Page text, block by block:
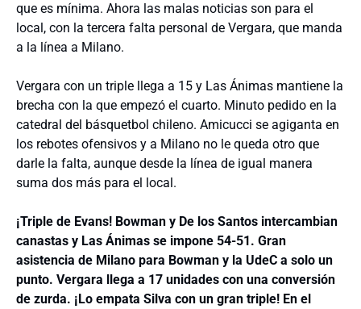
que es mínima. Ahora las malas noticias son para el
local, con la tercera falta personal de Vergara, que manda
a la línea a Milano.
Vergara con un triple llega a 15 y Las Ánimas mantiene la
brecha con la que empezó el cuarto. Minuto pedido en la
catedral del básquetbol chileno. Amicucci se agiganta en
los rebotes ofensivos y a Milano no le queda otro que
darle la falta, aunque desde la línea de igual manera
suma dos más para el local.
¡Triple de Evans! Bowman y De los Santos intercambian
canastas y Las Ánimas se impone 54-51. Gran
asistencia de Milano para Bowman y la UdeC a solo un
punto. Vergara llega a 17 unidades con una conversión
de zurda. ¡Lo empata Silva con un gran triple! En el